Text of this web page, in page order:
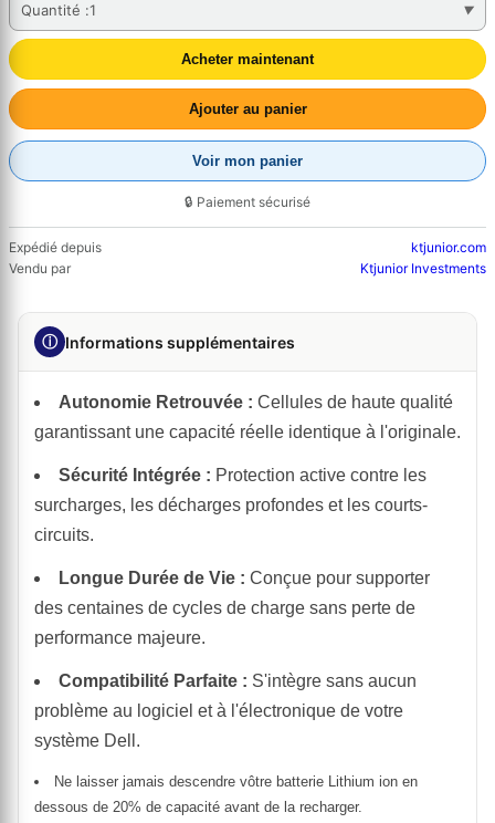
Quantité :1
Acheter maintenant
Ajouter au panier
Voir mon panier
🔒 Paiement sécurisé
Expédié depuis
ktjunior.com
Vendu par
Ktjunior Investments
ⓘ Informations supplémentaires
Autonomie Retrouvée : Cellules de haute qualité
garantissant une capacité réelle identique à l'originale.
Sécurité Intégrée : Protection active contre les
surcharges, les décharges profondes et les courts-
circuits.
Longue Durée de Vie : Conçue pour supporter
des centaines de cycles de charge sans perte de
performance majeure.
Compatibilité Parfaite : S'intègre sans aucun
problème au logiciel et à l'électronique de votre
système Dell.
Ne laisser jamais descendre vôtre batterie Lithium ion en
dessous de 20% de capacité avant de la recharger.